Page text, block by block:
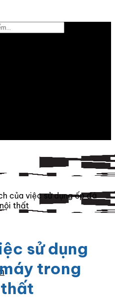
của việc sử dụng ốp đá
thất
sử dụng
trong